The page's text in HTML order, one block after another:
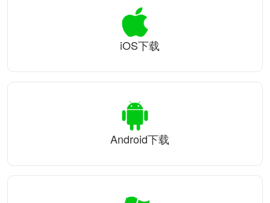
iOS下载
Android下载